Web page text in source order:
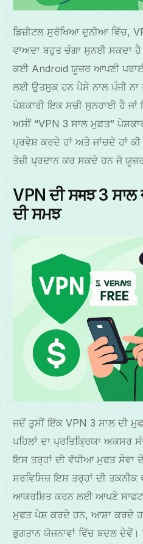
ਡਿਜ਼ੀਟਲ ਸੁਰੱਖਿਆ ਦੁਨੀਆ ਵਿੱਚ,
ਵਾਅਦਾ ਬਹੁਤ ਚੰਗਾ ਸੁਨਈ ਸਕਦਾ
ਕਈ Android ਯੂਜ਼ਰ ਆਪਣੀ
ਲਈ ਉਤਸੁਕ ਹਨ ਪੈਸੇ ਨਾਲ ਪੰਜੀ
ਪੇਸ਼ਕਾਰੀ ਇਕ ਸਚੀ ਸੁਨਹਾਈ ਹੈ
ਅਸੀਂ “VPN 3 ਸਾਲ ਮੁਫ਼ਤ”
ਪ੍ਰਵੇਸ਼ ਕਰਦੇ ਹਾਂ ਅਤੇ ਜਾਂਚਦੇ ਹਾਂ
ਤੇਜ਼ੀ ਪ੍ਰਦਾਨ ਕਰ ਸਕਦੇ ਹਨ ਜੋ
VPN ਦੀ ਸमਝ 3
ਦੀ ਸਮਝ
ਜਦੋਂ ਤੁਸੀਂ ਇੱਕ VPN 3 ਸਾਲ ਦੀ
ਪਹਿਲਾਂ ਦਾ ਪ੍ਰਤਿਕ੍ਰਿਯਾ
ਇਸ ਤਰ੍ਹਾਂ ਦੀ ਵੱਧੀਆ ਮੁਫਤ ਸੇਵਾ
ਸਰਵਿਸਿਜ਼ ਇਸ ਤਰ੍ਹਾਂ ਦੀ
ਆਕਰਸ਼ਿਤ ਕਰਨ ਲਈ ਆਪਣੇ
ਮੁਫਤ ਪੇਸ਼ ਕਰਦੇ ਹਨ, ਆਸ਼ਾ ਕਰਦੇ
ਭੁਗਤਾਨ ਯੋਜਨਾਵਾਂ ਵਿੱਚ ਬਦਲ